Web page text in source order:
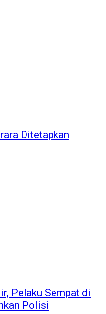
Ditetapkan
Pelaku Sempat di
Polisi